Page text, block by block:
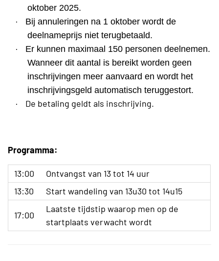
oktober 2025.
·
Bij annuleringen na 1 oktober wordt de
deelnameprijs niet terugbetaald.
·
Er kunnen maximaal 150 personen deelnemen.
Wanneer dit aantal is bereikt worden geen
inschrijvingen meer aanvaard en wordt het
inschrijvingsgeld automatisch teruggestort.
· De betaling geldt als inschrijving.
Programma:
13:00
Ontvangst van 13 tot 14 uur
13:30
Start wandeling van 13u30 tot 14u15
17:00
Laatste tijdstip waarop men op de
startplaats verwacht wordt